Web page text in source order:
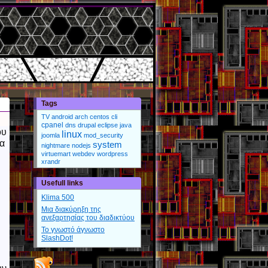
Tags
TV android arch centos cli
cpanel dns drupal eclipse java
joomla
linux mod_security
nightmare nodejs system
virtuemart webdev wordpress
xrandr
Usefull links
Klima 500
Μια διακύρηξη της
ανεξαρτησίας του διαδικτύου
Το γνωστό άγνωστο
SlashDot!